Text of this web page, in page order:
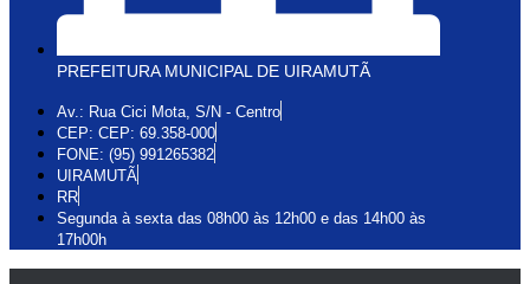
PREFEITURA MUNICIPAL DE UIRAMUTÃ
Av.: Rua Cici Mota, S/N - Centro
CEP: CEP: 69.358-000
FONE: (95) 991265382
UIRAMUTÃ
RR
Segunda à sexta das 08h00 às 12h00 e das 14h00 às
17h00h